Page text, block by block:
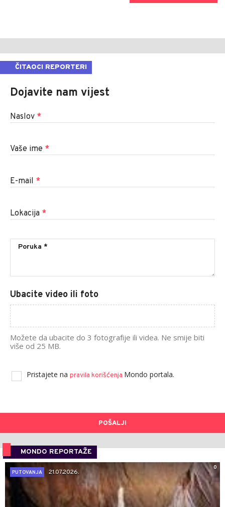
ČITAOCI REPORTERI
Dojavite nam vijest
Naslov *
Vaše ime *
E-mail *
Lokacija *
Ubacite video ili foto
Možete da ubacite do 3 fotografije ili videa. Ne smije biti
više od 25 MB.
Pristajete na pravila korišćenja Mondo portala.
POŠALJI
MONDO REPORTAŽE
0
PUTOVANJA
21.07.2026.